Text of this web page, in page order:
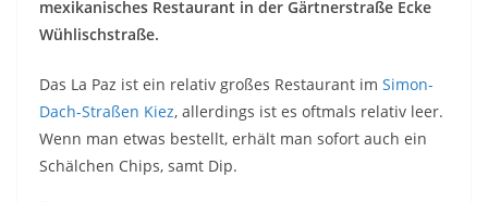
mexikanisches Restaurant in der Gärtnerstraße Ecke
Wühlischstraße.
Das La Paz ist ein relativ großes Restaurant im Simon-
Dach-Straßen Kiez, allerdings ist es oftmals relativ leer.
Wenn man etwas bestellt, erhält man sofort auch ein
Schälchen Chips, samt Dip.